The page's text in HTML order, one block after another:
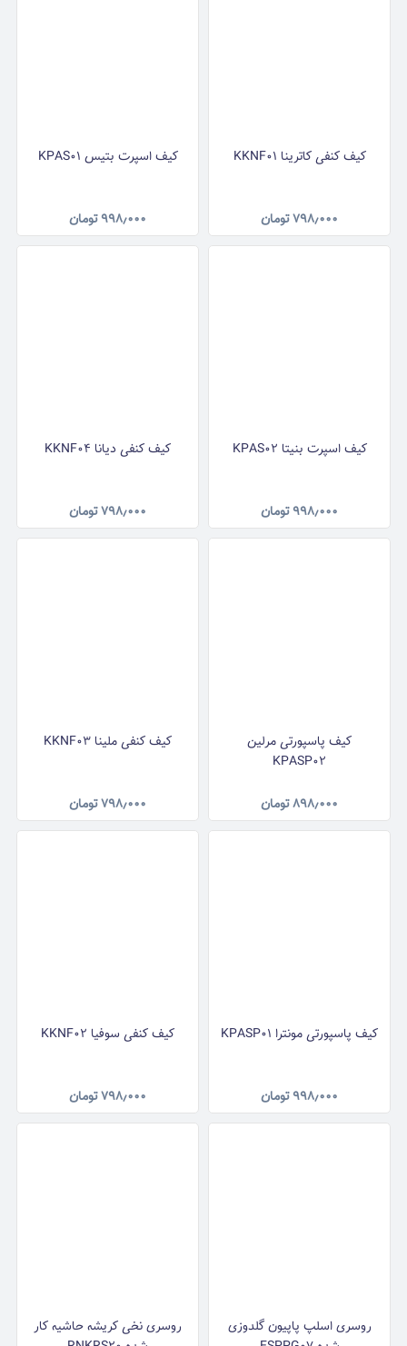
کیف کنفی کاترینا KKNF01
۷۹۸٫۰۰۰تومان
کیف اسپرت بتیس KPAS01
۹۹۸٫۰۰۰ تومان
کیف اسپرت بنیتا KPAS02
۹۹۸٫۰۰۰ تومان
کیف کنفی دیانا KKNF04
۷۹۸٫۰۰۰تومان
کیف پاسپورتی مرلین
KPASP02
۸۹۸٫۰۰۰تومان
کیف کنفی ملینا KKNF03
۷۹۸٫۰۰۰تومان
کیف پاسپورتی مونترا KPASP01
۹۹۸٫۰۰۰ تومان
کیف کنفی سوفیا KKNF02
۷۹۸٫۰۰۰تومان
روسری اسلپ پاپیون گلدوزی
روسری نخی کریشه حاشیه کار